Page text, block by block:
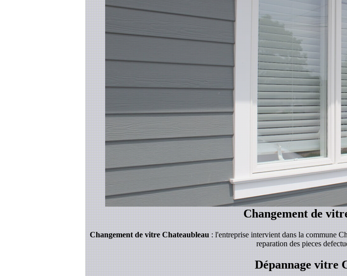
Changement de
Changement de vitre Chateaubleau: l'entreprise intervient dans la commune
reparation des pieces
Dépannage vitre